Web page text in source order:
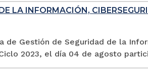
LA INFORMACIÓN,
de Gestión de Seguridad de la
2023, el día 04 de agosto